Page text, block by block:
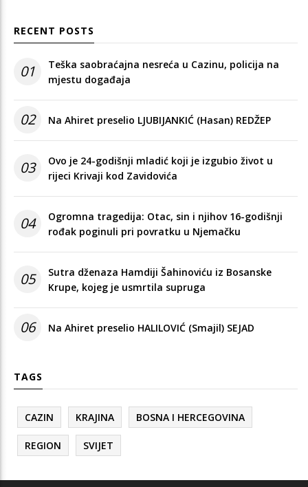
RECENT POSTS
01
Teška saobraćajna nesreća u Cazinu, policija na
mjestu događaja
02 Na Ahiret preselio LJUBIJANKIĆ (Hasan) REDŽEP
03
Ovo je 24-godišnji mladić koji je izgubio život u
rijeci Krivaji kod Zavidovića
04
Ogromna tragedija: Otac, sin i njihov 16-godišnji
rođak poginuli pri povratku u Njemačku
05
Sutra dženaza Hamdiji Šahinoviću iz Bosanske
Krupe, kojeg je usmrtila supruga
06 Na Ahiret preselio HALILOVIĆ (Smajil) SEJAD
TAGS
CAZIN KRAJINA BOSNA I HERCEGOVINA
REGION SVIJET